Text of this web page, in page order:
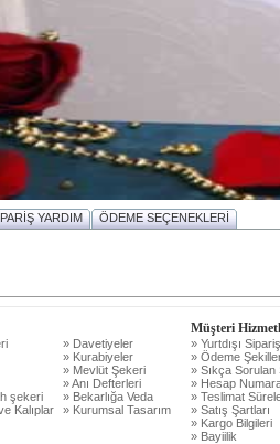
YARDIM ÖDEME SEÇENEKLERİ
» Davetiyeler
» Kurabiyeler
» Mevlüt Şekeri
» Anı Defterleri
şekeri
» Bekarlığa Veda
Kalıplar » Kurumsal Tasarım
Müşteri
» Yurtdışı
» Ödeme
» Sıkça Sorulan
» Hesap
» Teslimat
» Satış Şartları
» Kargo Bilgileri
» Bayiilik